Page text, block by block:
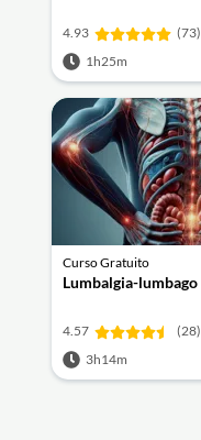
4.93
(73)
1h25m
Curso Gratuito
Lumbalgia-lumbago
4.57
(28)
3h14m